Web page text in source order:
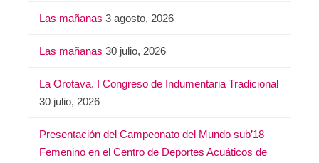
Las mañanas 3 agosto, 2026
Las mañanas 30 julio, 2026
La Orotava. I Congreso de Indumentaria Tradicional
30 julio, 2026
Presentación del Campeonato del Mundo sub’18
Femenino en el Centro de Deportes Acuáticos de